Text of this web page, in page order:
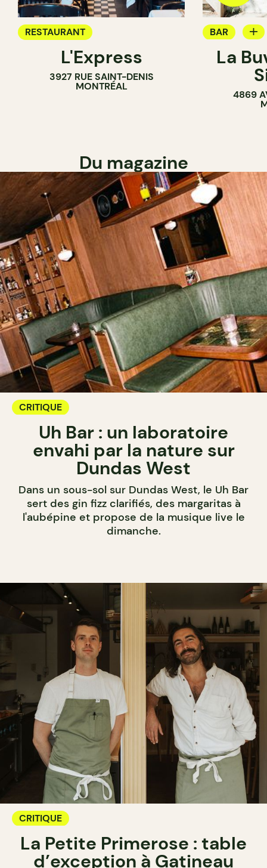
RESTAURANT
L'Express
3927 RUE SAINT-DENIS
MONTRÉAL
BAR
BAR À VIN
La
4869
Du magazine
CRITIQUE
Uh Bar : un laboratoire
envahi par la nature sur
Dundas West
Dans un sous-sol sur Dundas West, le Uh Bar
sert des gin fizz clarifiés, des margaritas à
l'aubépine et propose de la musique live le
dimanche.
CRITIQUE
La Petite Primerose : table
d’exception à Gatineau